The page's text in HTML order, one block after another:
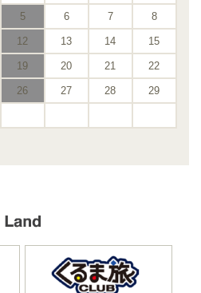
5 6 7 8
12 13 14 15
19 20 21 22
26 27 28 29